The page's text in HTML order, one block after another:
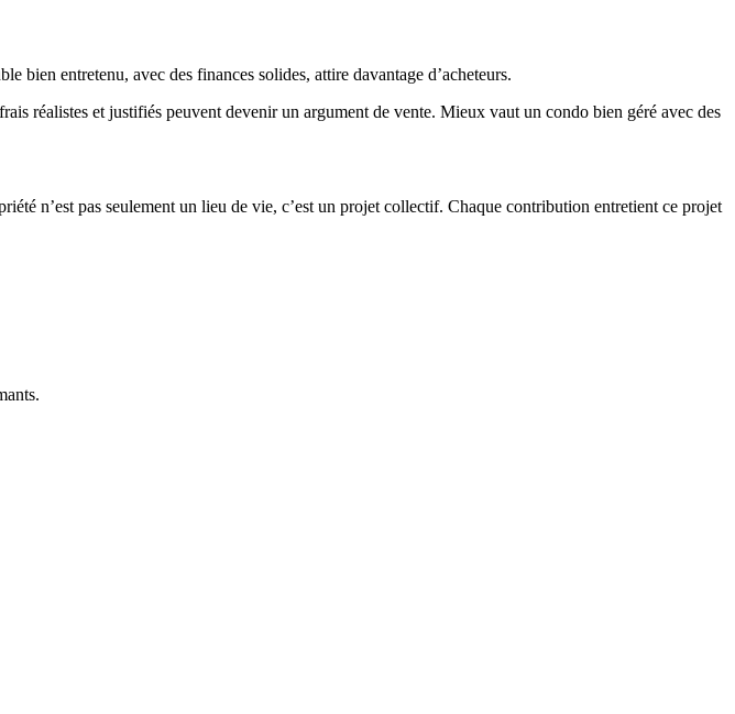
bien entretenu, avec des finances solides, attire davantage d’acheteurs.
réalistes et justifiés peuvent devenir un argument de vente. Mieux vaut un condo bien géré avec des
n’est pas seulement un lieu de vie, c’est un projet collectif. Chaque contribution entretient ce projet